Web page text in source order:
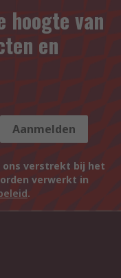
hoogte van
en
Aanmelden
ons verstrekt bij het
verwerkt in
.